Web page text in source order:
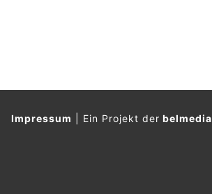
Impressum Ein Projekt derbelmedia